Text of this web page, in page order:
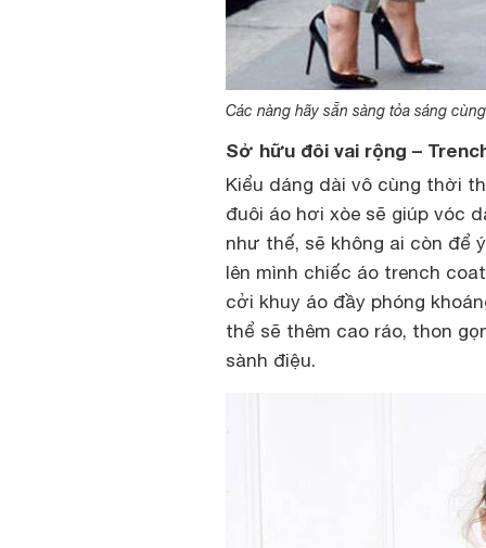
Các nàng hãy sẵn sàng tỏa sáng
Sở hữu đôi vai rộng –
Kiểu dáng dài vô cùng thời
đuôi áo hơi xòe sẽ giúp vóc
như thế, sẽ không ai còn để
lên mình chiếc áo trench
cởi khuy áo đầy phóng
thể sẽ thêm cao ráo, thon
sành điệu.